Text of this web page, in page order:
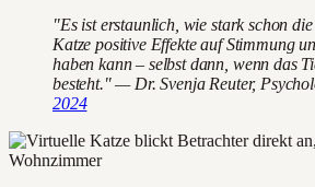
"Es ist erstaunlich, wie stark schon
Katze positive Effekte auf Stimmung
haben kann – selbst dann, wenn das
besteht." — Dr. Svenja Reuter,
2024